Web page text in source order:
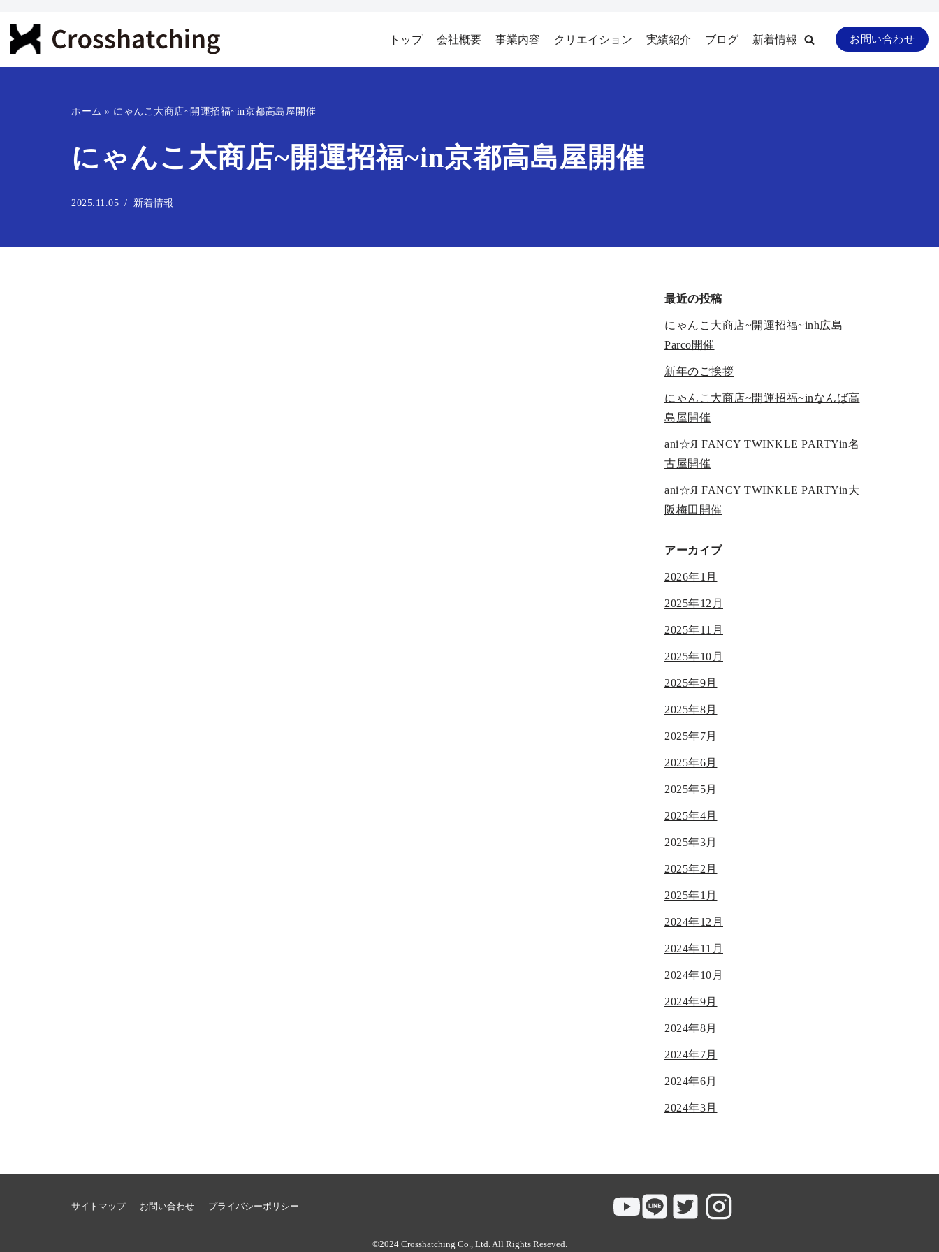
コ
ン
トップ 会社概要 事業内容 クリエイション 実績紹介 ブログ 新着情報 お問い合わせ
ホーム » にゃんこ大商店~開運招福~in京都高島屋開催
にゃんこ大商店~開運招福~in京都高島屋開催
2025.11.05 新着情報
最近の投稿
にゃんこ大商店~開運招福~inh広島
Parco開催
新年のご挨拶
にゃんこ大商店~開運招福~inなんば高
島屋開催
ani☆Я FANCY TWINKLE PARTYin名
古屋開催
ani☆Я FANCY TWINKLE PARTYin大
阪梅田開催
アーカイブ
2026年1月
2025年12月
2025年11月
2025年10月
2025年9月
2025年8月
2025年7月
2025年6月
2025年5月
2025年4月
2025年3月
2025年2月
2025年1月
2024年12月
2024年11月
2024年10月
2024年9月
2024年8月
2024年7月
2024年6月
2024年3月
サイトマップ お問い合わせ プライバシーポリシー
©2024 Crosshatching Co., Ltd. All Rights Reseved.